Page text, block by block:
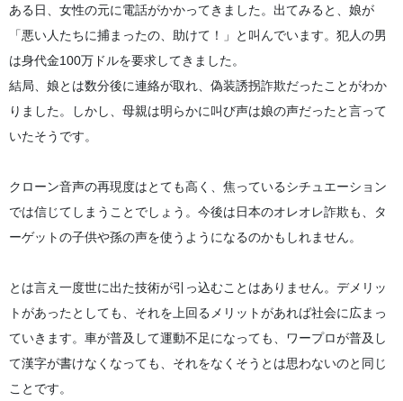
ある日、女性の元に電話がかかってきました。出てみると、娘が
「悪い人たちに捕まったの、助けて！」と叫んでいます。犯人の男
は身代金100万ドルを要求してきました。
結局、娘とは数分後に連絡が取れ、偽装誘拐詐欺だったことがわか
りました。しかし、母親は明らかに叫び声は娘の声だったと言って
いたそうです。
クローン音声の再現度はとても高く、焦っているシチュエーション
では信じてしまうことでしょう。今後は日本のオレオレ詐欺も、タ
ーゲットの子供や孫の声を使うようになるのかもしれません。
とは言え一度世に出た技術が引っ込むことはありません。デメリッ
トがあったとしても、それを上回るメリットがあれば社会に広まっ
ていきます。車が普及して運動不足になっても、ワープロが普及し
て漢字が書けなくなっても、それをなくそうとは思わないのと同じ
ことです。